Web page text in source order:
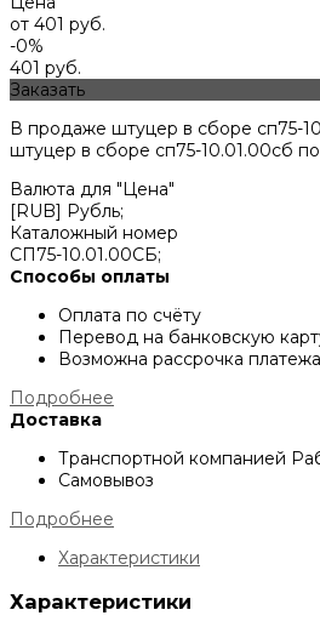
от 401 руб.
-0%
401 руб.
Заказать
В продаже штуцер в сборе сп75-
штуцер в сборе сп75-10.01.00сб
Валюта для "Цена"
[RUB] Рубль;
Каталожный номер
СП75-10.01.00СБ;
Способы оплаты
Оплата по счёту
Перевод на банковскую
Возможна рассрочка платежа
Подробнее
Доставка
Транспортной компанией
Самовывоз
Подробнее
Характеристики
Характеристики